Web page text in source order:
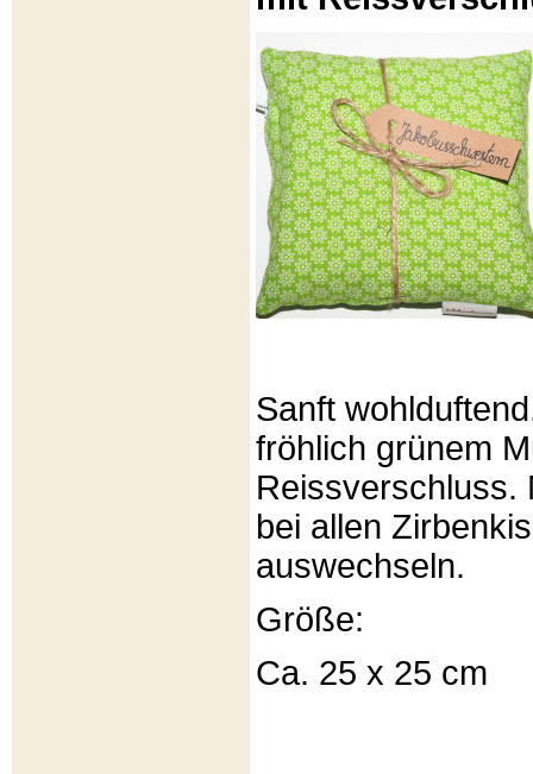
Sanft
fröhlich grünem
Reissverschluss.
bei allen
auswechseln.
Größe:
Ca. 25 x 25 cm